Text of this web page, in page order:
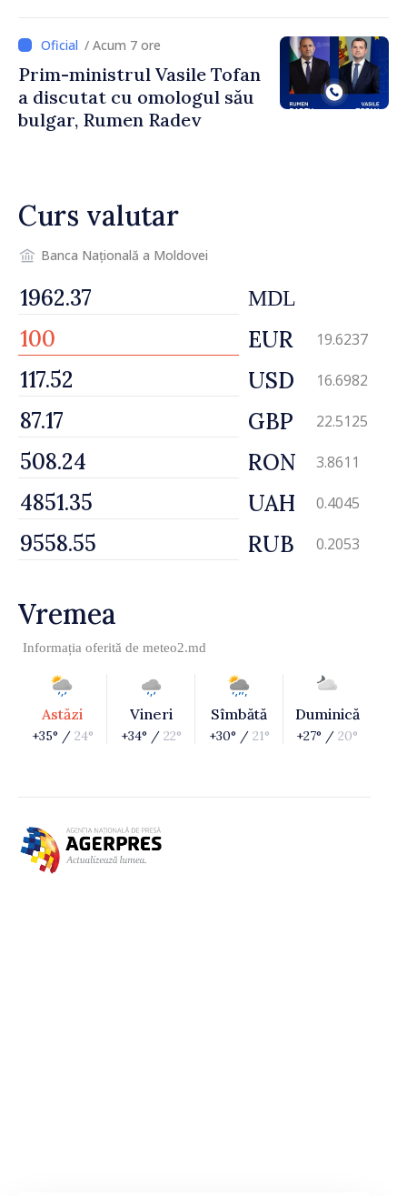
/ Acum 7 ore
Prim-ministrul Vasile Tofan
a discutat cu omologul său
bulgar, Rumen Radev
Curs valutar
Banca Națională a Moldovei
MDL
EUR 19.6237
USD 16.6982
GBP 22.5125
RON 3.8611
UAH 0.4045
RUB 0.2053
Vremea
Informația oferită de meteo2.md
Astăzi
+35° / 24°
Vineri
+34° / 22°
Sîmbătă
+30° / 21°
Duminică
+27° / 20°